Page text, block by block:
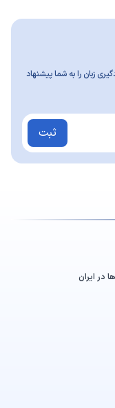
زبان را به شما پیشنهاد
ثبت
در ایران